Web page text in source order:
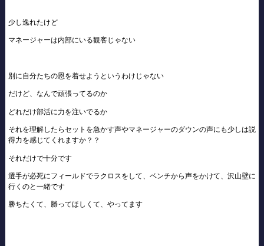
少し逸れたけど
マネージャーは内部にいる観客じゃない
別に自分たちの恩を着せようというわけじゃない
だけど、なんで頑張ってるのか
どれだけ部活に力を注いでるか
それを理解したらセットを急かす声やマネージャーのダウンの声にも少しは説
得力を感じてくれますか？？
それだけで十分です
選手が必死にフィールドでラクロスをして、ベンチから声をかけて、沢山壁に
行くのと一緒です
勝ちたくて、勝ってほしくて、やってます